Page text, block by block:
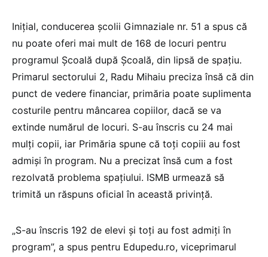
Inițial, conducerea școlii Gimnaziale nr. 51 a spus că
nu poate oferi mai mult de 168 de locuri pentru
programul Școală după Școală, din lipsă de spațiu.
Primarul sectorului 2, Radu Mihaiu preciza însă că din
punct de vedere financiar, primăria poate suplimenta
costurile pentru mâncarea copiilor, dacă se va
extinde numărul de locuri. S-au înscris cu 24 mai
mulți copii, iar Primăria spune că toți copiii au fost
admiși în program. Nu a precizat însă cum a fost
rezolvată problema spațiului. ISMB urmează să
trimită un răspuns oficial în această privință.
„S-au înscris 192 de elevi și toți au fost admiți în
program”, a spus pentru Edupedu.ro, viceprimarul